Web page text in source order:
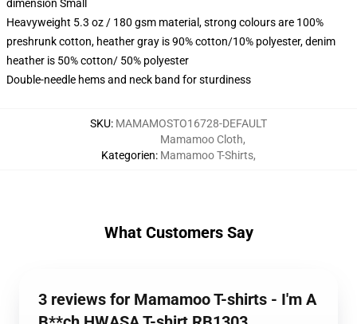
dimension Small
Heavyweight 5.3 oz / 180 gsm material, strong colours are 100%
preshrunk cotton, heather gray is 90% cotton/10% polyester, denim
heather is 50% cotton/ 50% polyester
Double-needle hems and neck band for sturdiness
SKU: MAMAMOSTO16728-DEFAULT
Kategorien:
Mamamoo Cloth,
Mamamoo T-Shirts,
What Customers Say
3 reviews for Mamamoo T-shirts - I'm A